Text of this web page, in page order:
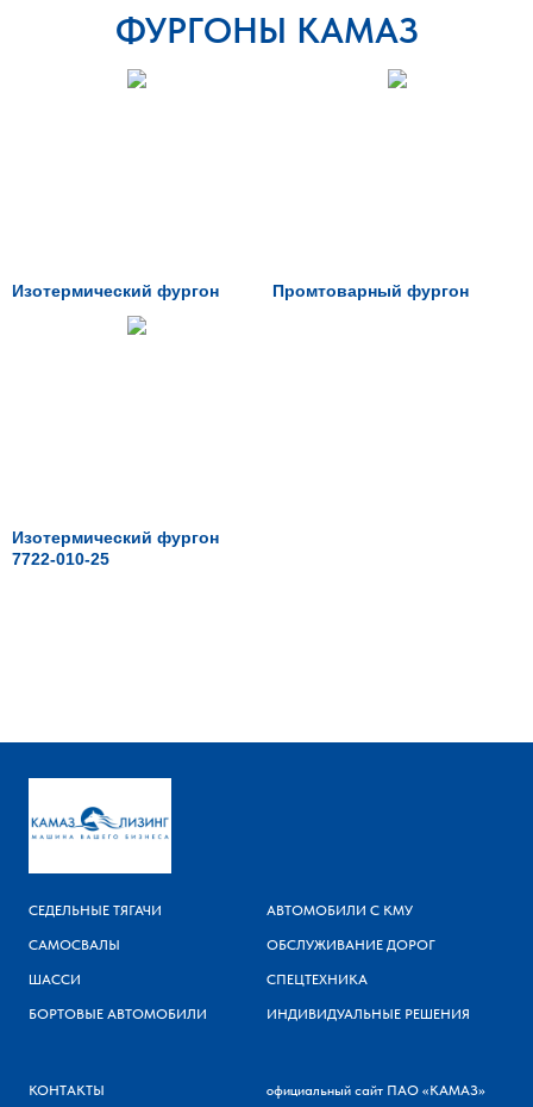
ФУРГОНЫ КАМАЗ
Изотермический фургон Промтоварный фургон
Изотермический фургон
7722-010-25
СЕДЕЛЬНЫЕ ТЯГАЧИ
САМОСВАЛЫ
ШАССИ
БОРТОВЫЕ АВТОМОБИЛИ
АВТОМОБИЛИ С КМУ
ОБСЛУЖИВАНИЕ ДОРОГ
СПЕЦТЕХНИКА
ИНДИВИДУАЛЬНЫЕ РЕШЕНИЯ
КОНТАКТЫ официальный сайт ПАО «КАМАЗ»